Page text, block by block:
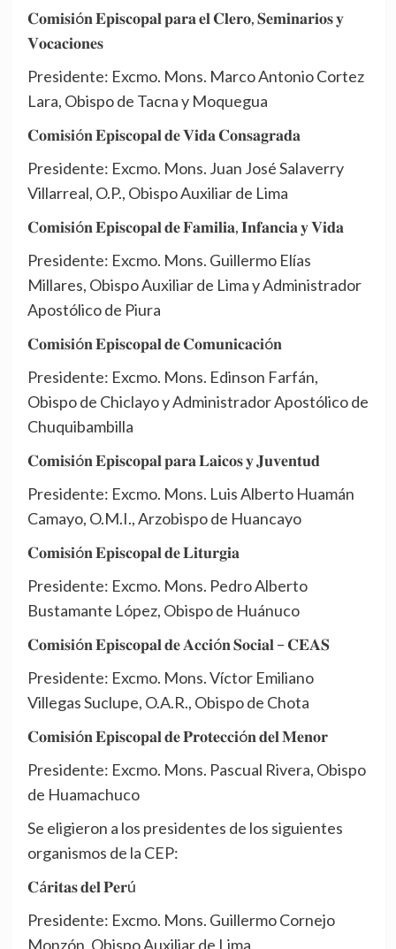
𝐂𝐨𝐦𝐢𝐬𝐢ó𝐧 𝐄𝐩𝐢𝐬𝐜𝐨𝐩𝐚𝐥 𝐩𝐚𝐫𝐚 𝐞𝐥 𝐂𝐥𝐞𝐫𝐨, 𝐒𝐞𝐦𝐢𝐧𝐚𝐫𝐢𝐨𝐬 𝐲
𝐕𝐨𝐜𝐚𝐜𝐢𝐨𝐧𝐞𝐬
Presidente: Excmo. Mons. Marco Antonio Cortez
Lara, Obispo de Tacna y Moquegua
𝐂𝐨𝐦𝐢𝐬𝐢ó𝐧 𝐄𝐩𝐢𝐬𝐜𝐨𝐩𝐚𝐥 𝐝𝐞 𝐕𝐢𝐝𝐚 𝐂𝐨𝐧𝐬𝐚𝐠𝐫𝐚𝐝𝐚
Presidente: Excmo. Mons. Juan José Salaverry
Villarreal, O.P., Obispo Auxiliar de Lima
𝐂𝐨𝐦𝐢𝐬𝐢ó𝐧 𝐄𝐩𝐢𝐬𝐜𝐨𝐩𝐚𝐥 𝐝𝐞 𝐅𝐚𝐦𝐢𝐥𝐢𝐚, 𝐈𝐧𝐟𝐚𝐧𝐜𝐢𝐚 𝐲 𝐕𝐢𝐝𝐚
Presidente: Excmo. Mons. Guillermo Elías
Millares, Obispo Auxiliar de Lima y Administrador
Apostólico de Piura
𝐂𝐨𝐦𝐢𝐬𝐢ó𝐧 𝐄𝐩𝐢𝐬𝐜𝐨𝐩𝐚𝐥 𝐝𝐞 𝐂𝐨𝐦𝐮𝐧𝐢𝐜𝐚𝐜𝐢ó𝐧
Presidente: Excmo. Mons. Edinson Farfán,
Obispo de Chiclayo y Administrador Apostólico de
Chuquibambilla
𝐂𝐨𝐦𝐢𝐬𝐢ó𝐧 𝐄𝐩𝐢𝐬𝐜𝐨𝐩𝐚𝐥 𝐩𝐚𝐫𝐚 𝐋𝐚𝐢𝐜𝐨𝐬 𝐲 𝐉𝐮𝐯𝐞𝐧𝐭𝐮𝐝
Presidente: Excmo. Mons. Luis Alberto Huamán
Camayo, O.M.I., Arzobispo de Huancayo
𝐂𝐨𝐦𝐢𝐬𝐢ó𝐧 𝐄𝐩𝐢𝐬𝐜𝐨𝐩𝐚𝐥 𝐝𝐞 𝐋𝐢𝐭𝐮𝐫𝐠𝐢𝐚
Presidente: Excmo. Mons. Pedro Alberto
Bustamante López, Obispo de Huánuco
𝐂𝐨𝐦𝐢𝐬𝐢ó𝐧 𝐄𝐩𝐢𝐬𝐜𝐨𝐩𝐚𝐥 𝐝𝐞 𝐀𝐜𝐜𝐢ó𝐧 𝐒𝐨𝐜𝐢𝐚𝐥 – 𝐂𝐄𝐀𝐒
Presidente: Excmo. Mons. Víctor Emiliano
Villegas Suclupe, O.A.R., Obispo de Chota
𝐂𝐨𝐦𝐢𝐬𝐢ó𝐧 𝐄𝐩𝐢𝐬𝐜𝐨𝐩𝐚𝐥 𝐝𝐞 𝐏𝐫𝐨𝐭𝐞𝐜𝐜𝐢ó𝐧 𝐝𝐞𝐥 𝐌𝐞𝐧𝐨𝐫
Presidente: Excmo. Mons. Pascual Rivera, Obispo
de Huamachuco
Se eligieron a los presidentes de los siguientes
organismos de la CEP:
𝐂á𝐫𝐢𝐭𝐚𝐬 𝐝𝐞𝐥 𝐏𝐞𝐫ú
Presidente: Excmo. Mons. Guillermo Cornejo
Monzón, Obispo Auxiliar de Lima